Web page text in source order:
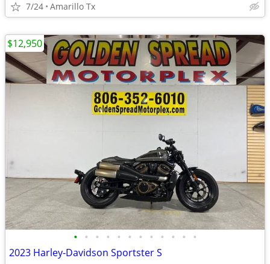
7/24 Amarillo Tx
• • • • • • • • • • • •
2023 Harley-Davidson Sportster S
$12,950